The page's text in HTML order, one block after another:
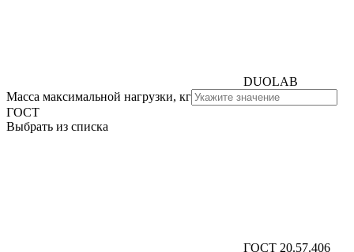
DUOLAB
Масса максимальной нагрузки, кг
ГОСТ
Выбрать из списка
ГОСТ 20.57.406